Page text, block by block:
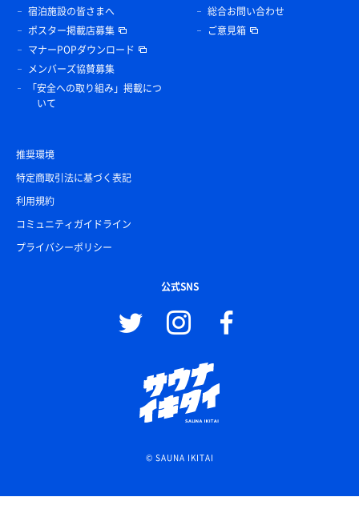
宿泊施設の皆さまへ
ポスター掲載店募集
マナーPOPダウンロード
メンバーズ協賛募集
「安全への取り組み」掲載につ
いて
総合お問い合わせ
ご意見箱
推奨環境
特定商取引法に基づく表記
利用規約
コミュニティガイドライン
プライバシーポリシー
公式SNS
© SAUNA IKITAI